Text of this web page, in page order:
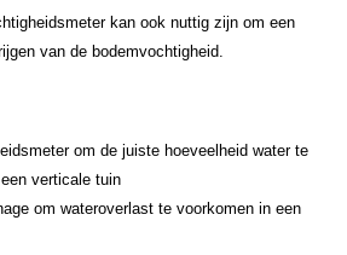
kan ook nuttig zijn om een
van de bodemvochtigheid.
om de juiste hoeveelheid water te
verticale tuin
om wateroverlast te voorkomen in een